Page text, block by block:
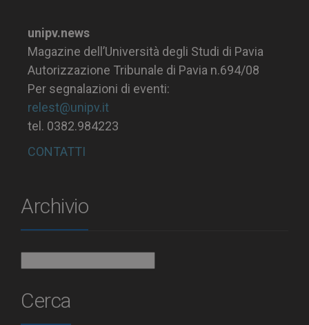
unipv.news
Magazine dell’Università degli Studi di Pavia
Autorizzazione Tribunale di Pavia n.694/08
Per segnalazioni di eventi:
relest@unipv.it
tel. 0382.984223
CONTATTI
Archivio
Cerca